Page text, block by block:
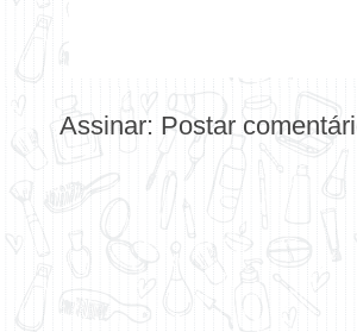
Assinar: Postar